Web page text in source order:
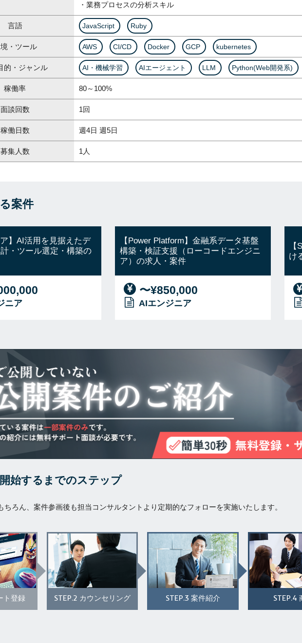
・業務プロセスの分析スキル
言語 JavaScript Ruby
・ツール AWS CI/CD Docker GCP kubernetes
的・ジャンル AI・機械学習 AIエージェント LLM Python(Web開発系)
稼働率 80～100%
面談回数 1回
稼働日数 週4日 週5日
募集人数 1人
案件
ア】AI活用を見据えたデ
・ツール選定・構築の
ニア
【Power Platform】金融系データ基盤
構築・検証支援（ローコードエンジニ
ア）の求人・案件
〜¥850,000
AIエンジニア
け
始するまでのステップ
ちろん、案件参画後も担当コンサルタントより定期的なフォローを実施いたします。
ト登録 STEP.2 カウンセリング STEP.3 案件紹介 STEP.4